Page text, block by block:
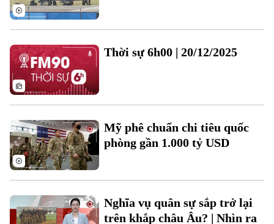
Theo dõi Hà Nội On
Điện ảnh
Âm nhạc
Thời sự 6h00 | 20/12/2025
Mỹ phê chuẩn chi tiêu quốc
phòng gần 1.000 tỷ USD
Nghĩa vụ quân sự sắp trở lại
trên khắp châu Âu? | Nhìn ra